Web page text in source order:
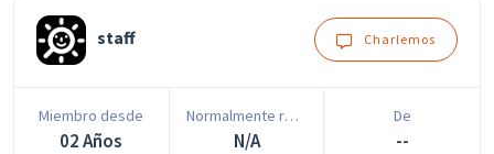
staff Charlemos
Miembro desde
02 Años
Normalmente responde en
N/A
De
--